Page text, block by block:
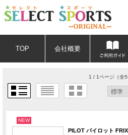
TOP 会社概要
1 / 1ページ（全
NEW
PILOT パイロット